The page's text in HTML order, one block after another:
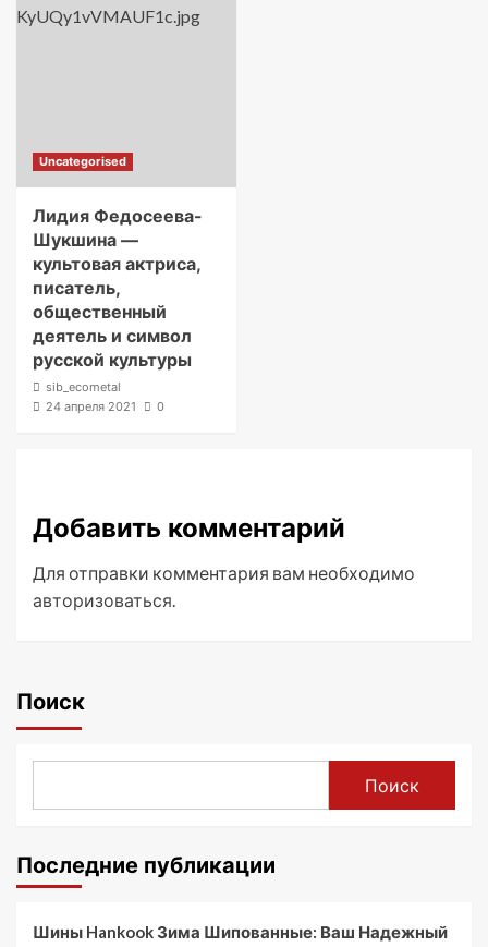
Uncategorised
Лидия Федосеева-
Шукшина —
культовая актриса,
писатель,
общественный
деятель и символ
русской культуры
sib_ecometal
24 апреля 2021
0
Добавить комментарий
Для отправки комментария вам необходимо
авторизоваться.
Поиск
Поиск
Последние публикации
Шины Hankook Зима Шипованные: Ваш Надежный